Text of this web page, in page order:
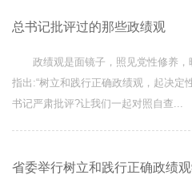
总书记批评过的那些政绩观
政绩观是面镜子，照见党性修养
指出:“树立和践行正确政绩观，起决定
书记严肃批评?让我们一起对照自查...
省委举行树立和践行正确政绩